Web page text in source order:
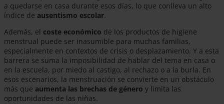
a quedarse en casa durante esos días, lo que conlleva un alto
índice de ausentismo escolar.
Además, el coste económico de los productos de higiene
menstrual puede ser inasumible para muchas familias,
especialmente en contextos de crisis o desplazamiento. Y a esta
barrera se suma la imposibilidad de hablar del tema en casa o
en la escuela, por miedo al castigo, al rechazo o a la burla. En
esos escenarios, la menstruación se convierte en un obstáculo
más que aumenta las brechas de género y limita las
oportunidades de las niñas.